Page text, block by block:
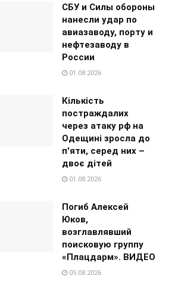
СБУ и Силы обороны
нанесли удар по
авиазаводу, порту и
нефтезаводу в
России
01.08.2026
Кількість
постраждалих
через атаку рф на
Одещині зросла до
п'яти, серед них –
двоє дітей
01.08.2026
Погиб Алексей
Юков,
возглавлявший
поисковую группу
«Плацдарм». ВИДЕО
05.08.2026